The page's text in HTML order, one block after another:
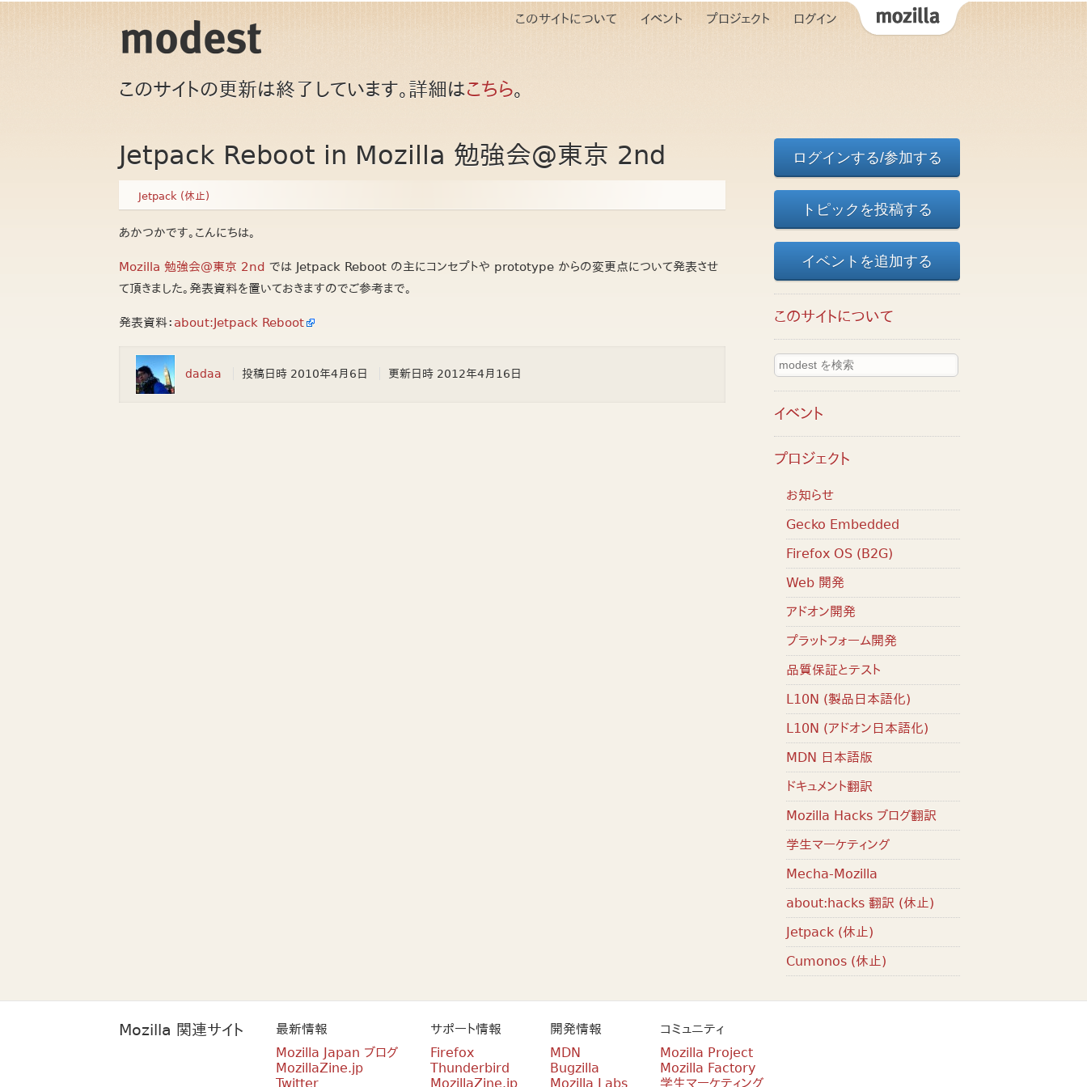
このサイトについて イベント プロジェクト ログイン
このサイトの更新は終了しています。詳細はこちら。
Jetpack Reboot in Mozilla 勉強会@東京 2nd
Jetpack (休止)
あかつかです。こんにちは。
Mozilla 勉強会@東京 2nd では Jetpack Reboot の主にコンセプトや prototype からの変更点について発表させ
て頂きました。発表資料を置いておきますのでご参考まで。
発表資料： about:Jetpack Reboot
dadaa 投稿日時 2010年4月6日 更新日時 2012年4月16日
ログインする/参加する
トピックを投稿する
イベントを追加する
このサイトについて
イベント
プロジェクト
お知らせ
Gecko Embedded
Firefox OS (B2G)
Web 開発
アドオン開発
プラットフォーム開発
品質保証とテスト
L10N (製品日本語化)
L10N (アドオン日本語化)
MDN 日本語版
ドキュメント翻訳
Mozilla Hacks ブログ翻訳
学生マーケティング
Mecha-Mozilla
about:hacks 翻訳 (休止)
Jetpack (休止)
Cumonos (休止)
Mozilla 関連サイト
最新情報
Mozilla Japan ブログ
MozillaZine.jp
Twitter
サポート情報
Firefox
Thunderbird
MozillaZine.jp
開発情報
MDN
Bugzilla
Mozilla Labs
コミュニティ
Mozilla Project
Mozilla Factory
学生マーケティング